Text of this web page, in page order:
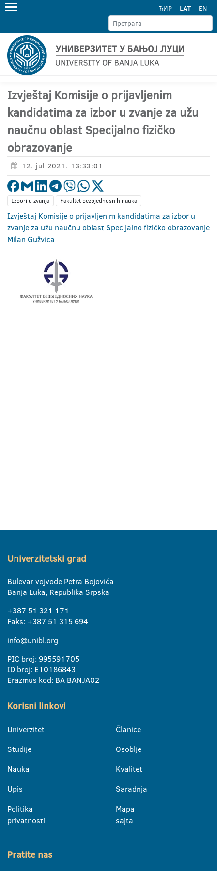
ЋИР LAT EN
Izvještaj Komisije o prijavljenim
kandidatima za izbor u zvanje za užu
naučnu oblast Specijalno fizičko
obrazovanje
12. jul 2021. 13:33:01
Izbori u zvanja Fakultet bezbjednosnih nauka
Izvještaj Komisije o prijavljenim kandidatima za izbor u
zvanje za užu naučnu oblast Specijalno fizičko obrazovanje
Milan Gužvica
Univerzitetski grad
Bulevar vojvode Petra Bojovića
Banja Luka, Republika Srpska
+387 51 321 171
Faks: +387 51 315 694
info@unibl.org
PIC broj: 995591705
ID broj: E10186843
Erazmus kod: BA BANJA02
Korisni linkovi
Univerzitet
Studije
Nauka
Upis
Politika
privatnosti
Članice
Osoblje
Kvalitet
Saradnja
Mapa
sajta
Pratite nas